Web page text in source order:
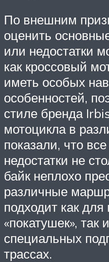
По внешним
оценить
или недостатки
как кроссовый
иметь особых
особенностей,
стиле бренда
мотоцикла в
показали, что
недостатки не
байк неплохо
различные
подходит как для
«покатушек», так
специальных
трассах.